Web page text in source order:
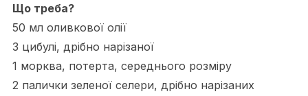
Що треба?
50 мл оливкової олії
3 цибулі, дрібно нарізаної
1 морква, потерта, середнього розміру
2 палички зеленої селери, дрібно нарізаних